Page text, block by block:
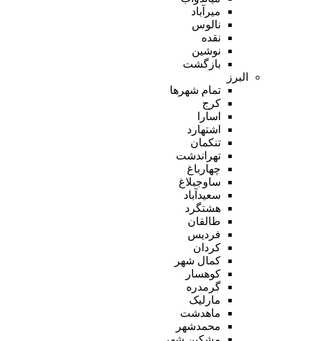
میرآباد
نالوس
نقده
نوشین
بازگشت
البرز
تمام شهر‌ها
کرج
اسارا
اشتهارد
تنکمان
تهراندشت
چهارباغ
ساوجبلاغ
سعیدآباد
هشتگرد
طالقان
فردیس
کردان
کمال شهر
کوهسار
گرمدره
مارلیک
ماهدشت
محمدشهر